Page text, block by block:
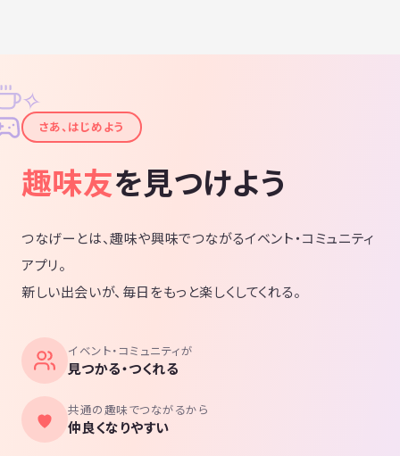
✦
✧
さあ、はじめよう
趣味友を見つけよう
つなげーとは、趣味や興味でつながるイベント・コミュニティ
アプリ。
新しい出会いが、毎日をもっと楽しくしてくれる。
イベント・コミュニティが
見つかる・つくれる
共通の趣味でつながるから
仲良くなりやすい